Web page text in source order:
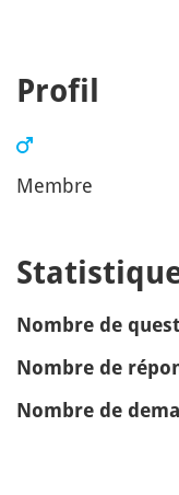
Profil
Membre
Nombre de
Nombre de
Nombre de